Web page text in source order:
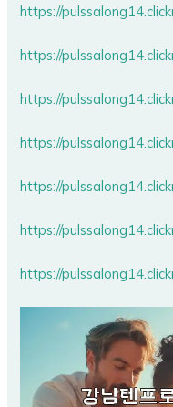
https://
https://
https://
https://
https://
https://
https://